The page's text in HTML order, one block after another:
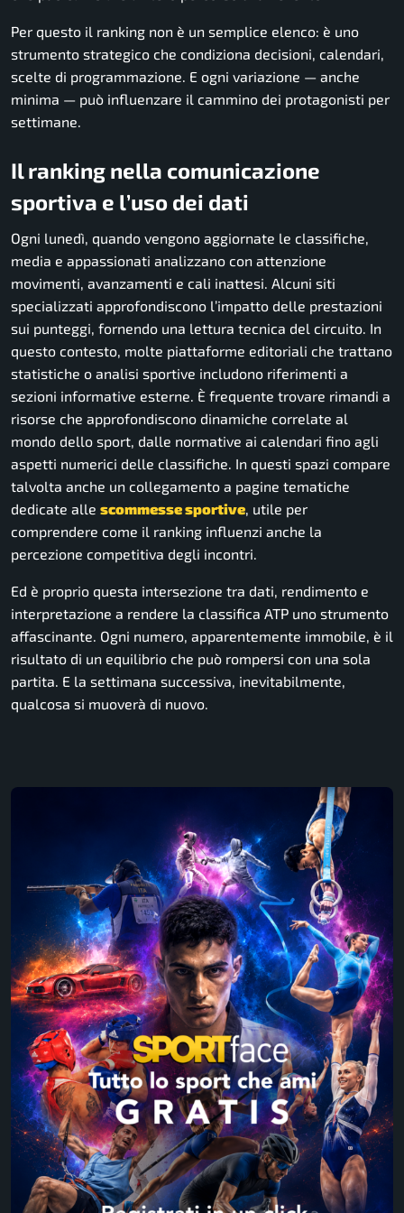
Per questo il ranking non è un semplice elenco: è uno
strumento strategico che condiziona decisioni, calendari,
scelte di programmazione. E ogni variazione — anche
minima — può influenzare il cammino dei protagonisti per
settimane.
Il ranking nella comunicazione
sportiva e l’uso dei dati
Ogni lunedì, quando vengono aggiornate le classifiche,
media e appassionati analizzano con attenzione
movimenti, avanzamenti e cali inattesi. Alcuni siti
specializzati approfondiscono l’impatto delle prestazioni
sui punteggi, fornendo una lettura tecnica del circuito. In
questo contesto, molte piattaforme editoriali che trattano
statistiche o analisi sportive includono riferimenti a
sezioni informative esterne. È frequente trovare rimandi a
risorse che approfondiscono dinamiche correlate al
mondo dello sport, dalle normative ai calendari fino agli
aspetti numerici delle classifiche. In questi spazi compare
talvolta anche un collegamento a pagine tematiche
dedicate alle scommesse sportive, utile per
comprendere come il ranking influenzi anche la
percezione competitiva degli incontri.
Ed è proprio questa intersezione tra dati, rendimento e
interpretazione a rendere la classifica ATP uno strumento
affascinante. Ogni numero, apparentemente immobile, è il
risultato di un equilibrio che può rompersi con una sola
partita. E la settimana successiva, inevitabilmente,
qualcosa si muoverà di nuovo.